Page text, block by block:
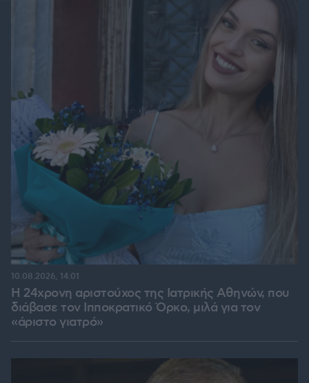
Η 24χρονη αριστούχος της Ιατρικής Αθηνών, που
διάβασε τον Ιπποκρατικό Όρκο, μιλά για τον
«άριστο γιατρό»
10.08.2026, 14:01